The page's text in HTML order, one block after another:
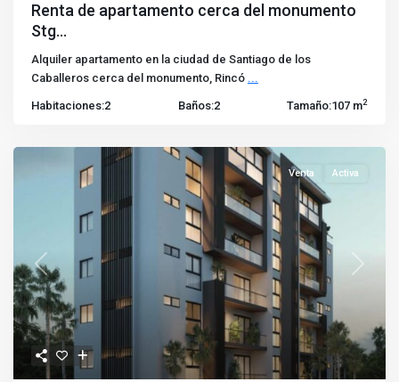
Renta de apartamento cerca del monumento
Stg...
Alquiler apartamento en la ciudad de Santiago de los
Caballeros cerca del monumento, Rincó ...
Habitaciones:2 Baños:2 Tamaño:107 m2
Previous Next
Venta Activa